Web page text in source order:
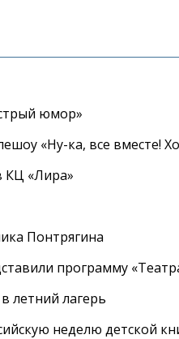
юмор»
«Ну-ка, все вместе!
КЦ «Лира»
Понтрягина
программу
летний лагерь
неделю детской